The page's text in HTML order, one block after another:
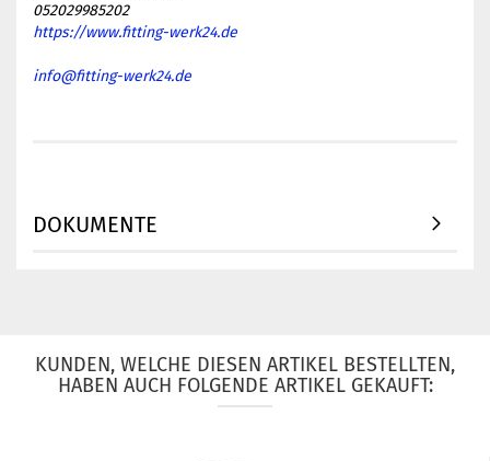
052029985202
https://www.fitting-werk24.de
info@fitting-werk24.de
DOKUMENTE
KUNDEN, WELCHE DIESEN ARTIKEL BESTELLTEN,
HABEN AUCH FOLGENDE ARTIKEL GEKAUFT: